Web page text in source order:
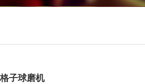
格子球磨机